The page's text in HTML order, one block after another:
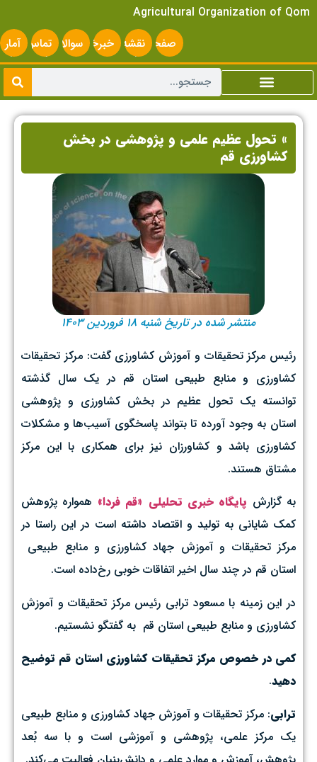
Agricultural Organization of Qom
صفحه
اصلی
نقشه
سایت
خبرخوانسوالات
متداول
تماس
با ما
آمار
» تحول عظیم علمی و پژوهشی در بخش
کشاورزی قم
منتشر شده در تاریخ شنبه ۱۸ فروردین ۱۴۰۳
رئیس مرکز تحقیقات و آموزش کشاورزی گفت: مرکز تحقیقات
کشاورزی و منابع طبیعی استان قم در یک سال گذشته
توانسته یک تحول عظیم در بخش کشاورزی و پژوهشی
استان به وجود آورده تا بتواند پاسخگوی آسیب‌ها و مشکلات
کشاورزی باشد و کشاورزان نیز برای همکاری با این مرکز
مشتاق هستند.
به گزارش پایگاه خبری تحلیلی «قم فردا» همواره پژوهش
کمک شایانی به تولید و اقتصاد داشته است در این راستا در
مرکز تحقیقات و آموزش جهاد کشاورزی و منابع طبیعی
استان قم در چند سال اخیر اتفاقات خوبی رخ‌داده است.
در این زمینه با مسعود ترابی رئیس مرکز تحقیقات و آموزش
کشاورزی و منابع طبیعی استان قم به گفتگو نشستیم.
کمی در خصوص مرکز تحقیقات کشاورزی استان قم توضیح
دهید.
ترابی: مرکز تحقیقات و آموزش جهاد کشاورزی و منابع طبیعی
یک مرکز علمی، پژوهشی و آموزشی است و با سه بُعد